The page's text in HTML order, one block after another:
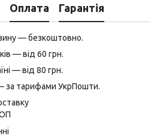
Оплата Гарантія
— безкоштовно.
— від 60 грн.
— від 80 грн.
за тарифами УкрПошти.